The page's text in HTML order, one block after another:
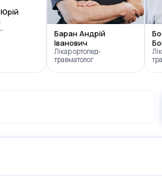
Баран Андрій
Іванович
Лікар ортопед-
травматолог